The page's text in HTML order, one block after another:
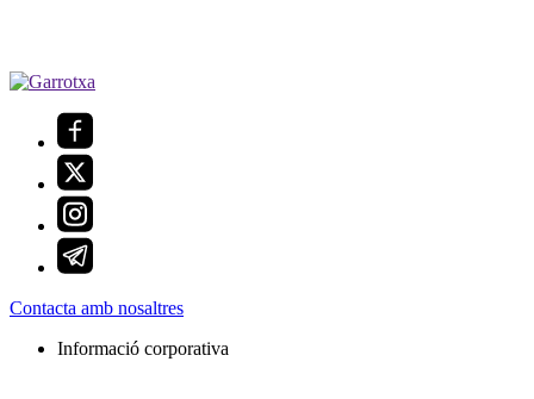
Contacta amb nosaltres
Informació corporativa